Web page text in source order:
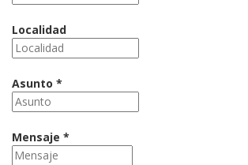
Localidad
Asunto *
Mensaje *